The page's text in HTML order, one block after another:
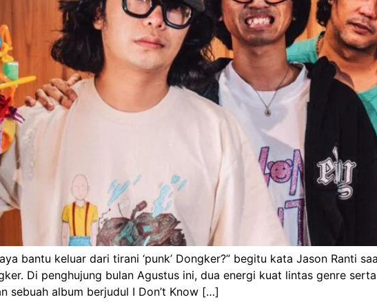
bantu keluar dari tirani ‘punk’ Dongker?” begitu kata Jason Ranti
Di penghujung bulan Agustus ini, dua energi kuat lintas genre
sebuah album berjudul I Don’t Know […]